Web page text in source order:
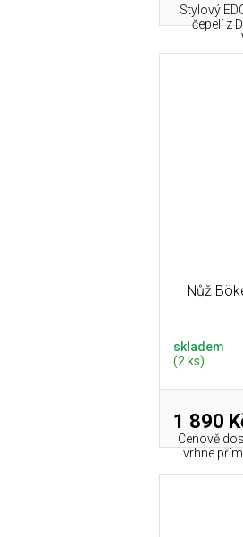
Stylový
čepelí z
Nůž
skladem
(2 ks)
1 890
Cenově
vrhne